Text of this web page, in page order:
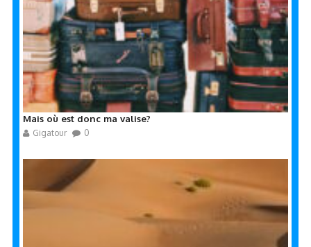
Mais où est donc ma valise?
Gigatour 0